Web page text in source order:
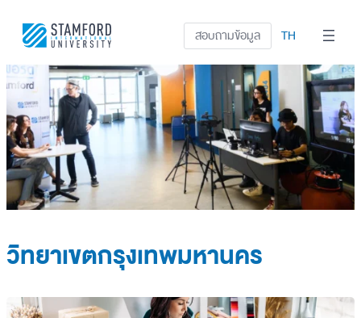
สอบถามข้อมูล TH
วิทยาเขตกรุงเทพมหานคร